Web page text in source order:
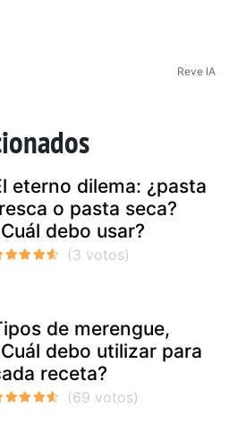
Reve IA
eterno dilema: ¿pasta
o pasta seca?
debo usar?
de merengue,
debo utilizar para
receta?